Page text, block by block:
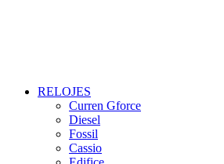
RELOJES
Curren Gforce
Diesel
Fossil
Cassio